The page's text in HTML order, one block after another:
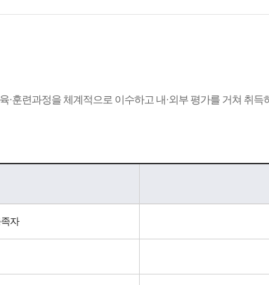
·훈련과정을 체계적으로 이수하고 내·외부 평가를 거쳐 취
자